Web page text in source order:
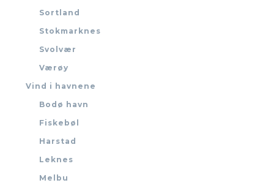
Sortland
Stokmarknes
Svolvær
Værøy
Vind i havnene
Bodø havn
Fiskebøl
Harstad
Leknes
Melbu